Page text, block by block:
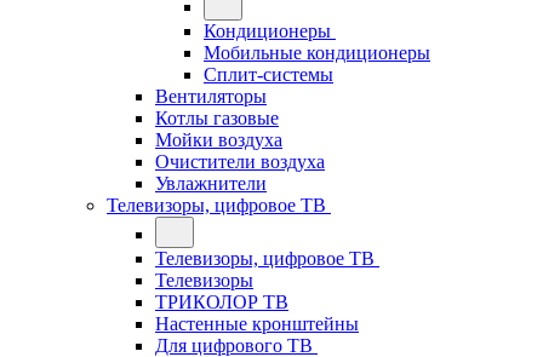
Кондиционеры
Мобильные кондиционеры
Сплит-системы
Вентиляторы
Котлы газовые
Мойки воздуха
Очистители воздуха
Увлажнители
Телевизоры, цифровое ТВ
Телевизоры, цифровое ТВ
Телевизоры
ТРИКОЛОР ТВ
Настенные кронштейны
Для цифрового ТВ